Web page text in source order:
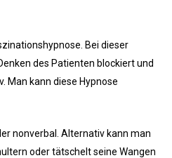
Bei dieser
des Patienten blockiert und
Man kann diese Hypnose
nonverbal. Alternativ kann man
oder tätschelt seine Wangen